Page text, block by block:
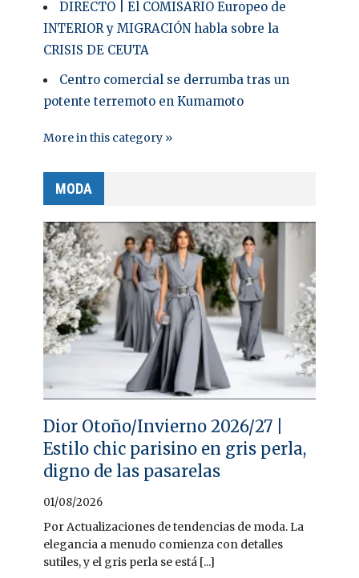
DIRECTO | El COMISARIO Europeo de
INTERIOR y MIGRACIÓN habla sobre la
CRISIS DE CEUTA
Centro comercial se derrumba tras un
potente terremoto en Kumamoto
More in this category »
MODA
Dior Otoño/Invierno 2026/27 |
Estilo chic parisino en gris perla,
digno de las pasarelas
01/08/2026
Por Actualizaciones de tendencias de moda. La
elegancia a menudo comienza con detalles
sutiles, y el gris perla se está [...]